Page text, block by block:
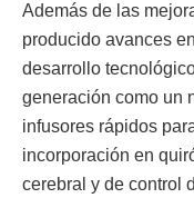
Además de las
producido avances
desarrollo
generación como un
infusores rápidos
incorporación en
cerebral y de control